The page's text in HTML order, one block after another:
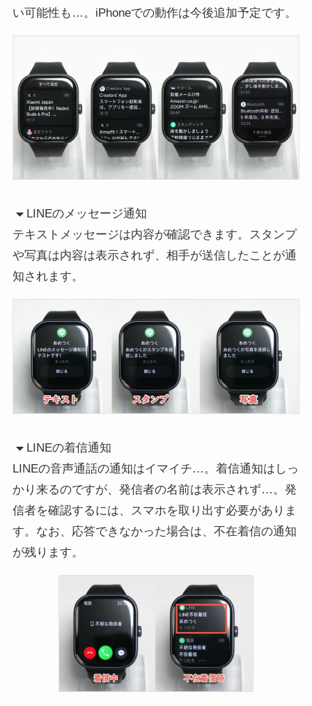
い可能性も…。iPhoneでの動作は今後追加予定です。
LINEのメッセージ通知
テキストメッセージは内容が確認できます。スタンプ
や写真は内容は表示されず、相手が送信したことが通
知されます。
LINEの着信通知
LINEの音声通話の通知はイマイチ…。着信通知はしっ
かり来るのですが、発信者の名前は表示されず…。発
信者を確認するには、スマホを取り出す必要がありま
す。なお、応答できなかった場合は、不在着信の通知
が残ります。